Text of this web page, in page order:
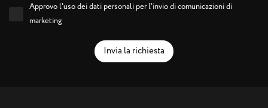
Approvo l'uso dei dati personali per l'invio di comunicazioni di
marketing
Invia la richiesta